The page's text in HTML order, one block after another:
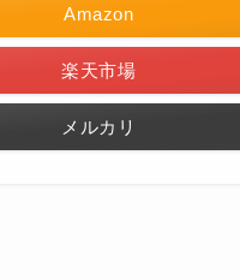
Amazon
楽天市場
メルカリ